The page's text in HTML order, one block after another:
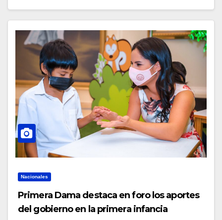
Nacionales
Primera Dama destaca en foro los aportes
del gobierno en la primera infancia